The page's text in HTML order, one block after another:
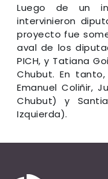
Luego de un
intervinieron
proyecto fue
aval de los
PICH, y Tatiana
Chubut. En
Emanuel Coliñir,
Chubut) y
Izquierda).